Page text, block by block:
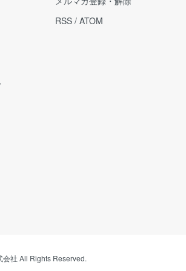
RSS / ATOM
会社 All Rights Reserved.